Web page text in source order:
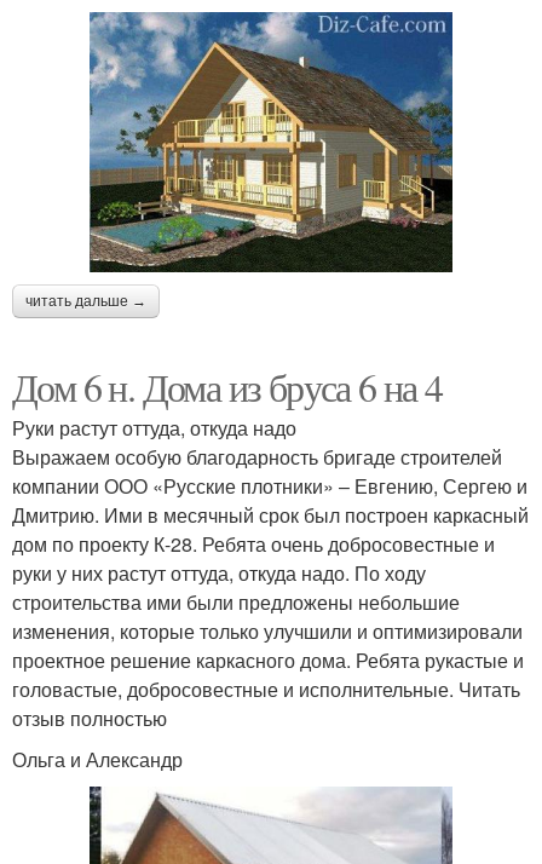
читать дальше →
Дом 6 н. Дома из бруса 6 на 4
Руки растут оттуда, откуда надо
Выражаем особую благодарность бригаде строителей
компании ООО «Русские плотники» – Евгению, Сергею и
Дмитрию. Ими в месячный срок был построен каркасный
дом по проекту К-28. Ребята очень добросовестные и
руки у них растут оттуда, откуда надо. По ходу
строительства ими были предложены небольшие
изменения, которые только улучшили и оптимизировали
проектное решение каркасного дома. Ребята рукастые и
головастые, добросовестные и исполнительные. Читать
отзыв полностью
Ольга и Александр